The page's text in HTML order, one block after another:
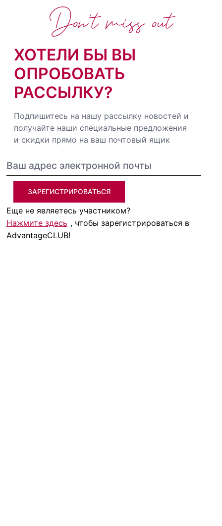
ХОТЕЛИ БЫ ВЫ
ОПРОБОВАТЬ
РАССЫЛКУ?
Подпишитесь на нашу рассылку новостей и
получайте наши специальные предложения
и скидки прямо на ваш почтовый ящик
ЗАРЕГИСТРИРОВАТЬСЯ
Еще не являетесь участником?
Нажмите здесь , чтобы зарегистрироваться в
AdvantageCLUB!
Don't miss out